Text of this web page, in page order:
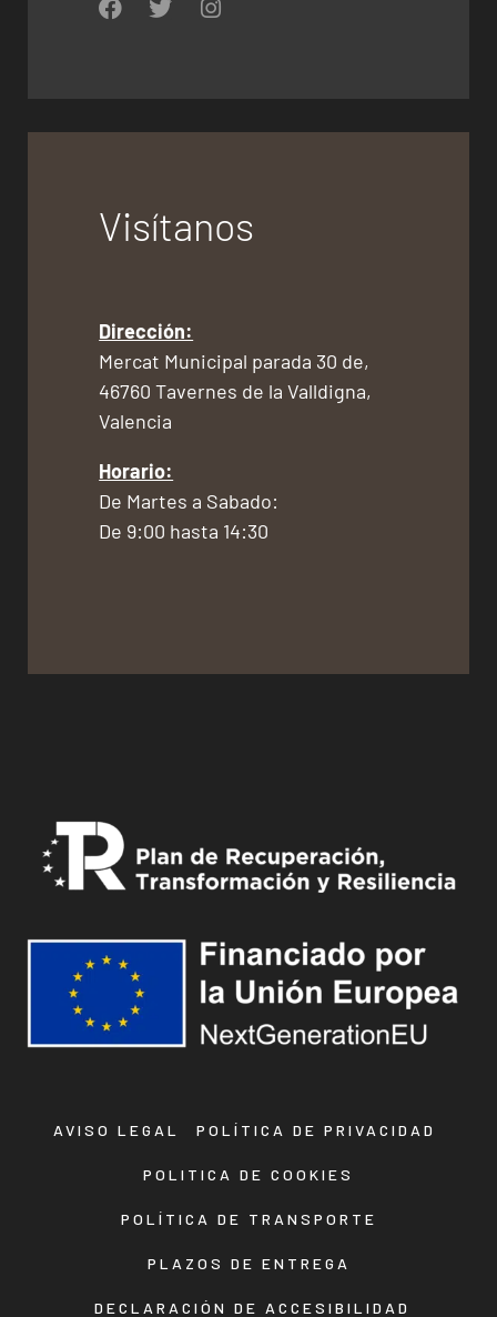
Visítanos
Dirección:
Mercat Municipal parada 30 de,
46760 Tavernes de la Valldigna,
Valencia
Horario:
De Martes a Sabado:
De 9:00 hasta 14:30
AVISO LEGAL POLÍTICA DE PRIVACIDAD
POLITICA DE COOKIES
POLÍTICA DE TRANSPORTE
PLAZOS DE ENTREGA
DECLARACIÓN DE ACCESIBILIDAD